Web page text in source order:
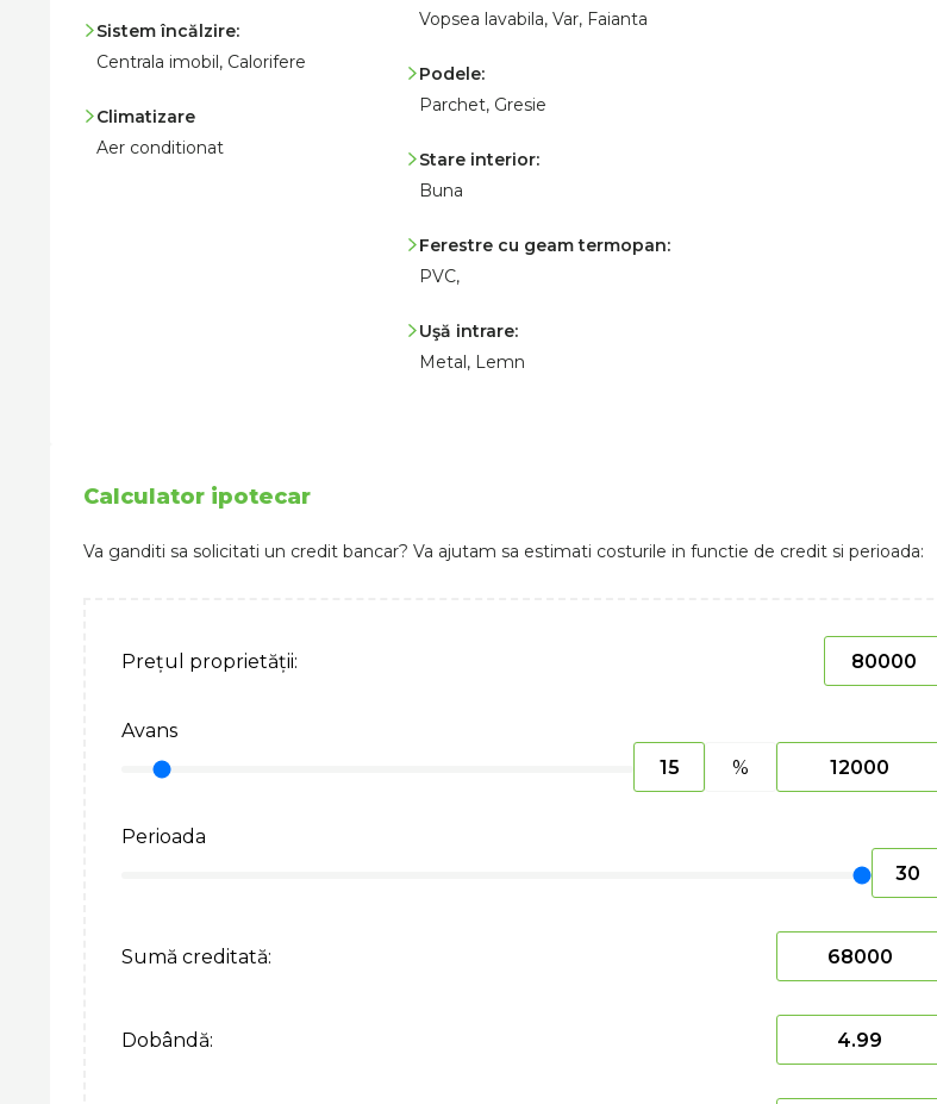
Sistem încălzire:
Centrala imobil, Calorifere
Climatizare
Aer conditionat
Vopsea lavabila, Var, Faianta
Podele:
Parchet, Gresie
Stare interior:
Buna
Ferestre cu geam termopan:
PVC,
Uşă intrare:
Metal, Lemn
Calculator ipotecar
Va ganditi sa solicitati un credit bancar? Va ajutam sa estimati costurile in functie de credit si perioada:
Prețul proprietății:
Avans
%
Perioada
Sumă creditată:
Dobândă: